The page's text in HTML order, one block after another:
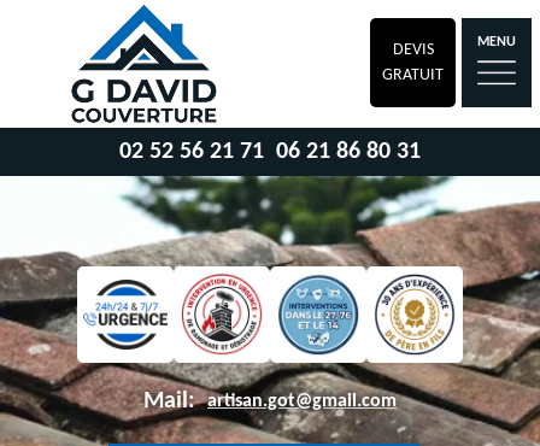
DEVIS
GRATUIT
MENU
02 52 56 21 71 06 21 86 80 31
Mail: artisan.got@gmail.com